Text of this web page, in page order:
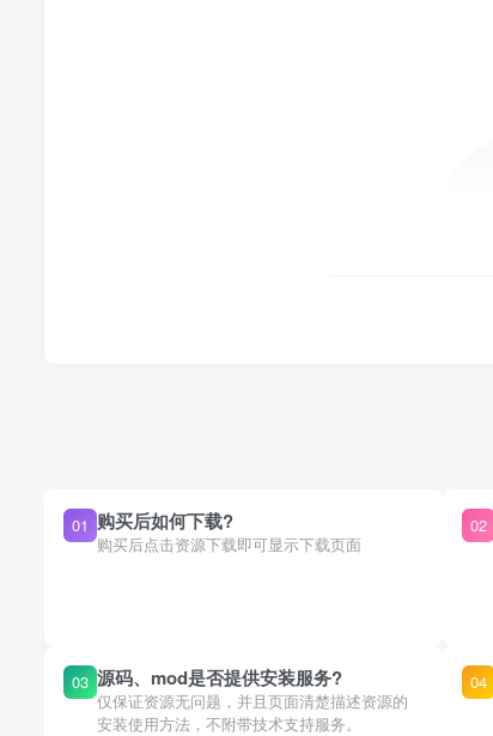
01 购买后如何下载?
购买后点击资源下载即可显示下载页面
02
03 源码、mod是否提供安装服务?
仅保证资源无问题，并且页面清楚描述资源的
安装使用方法，不附带技术支持服务。
04